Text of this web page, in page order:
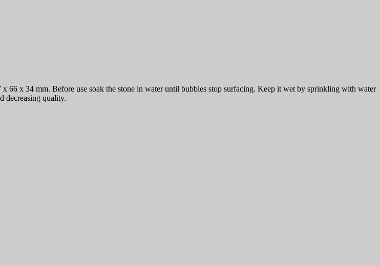
66 x 34 mm. Before use soak the stone in water until bubbles stop surfacing. Keep it wet by sprinkling with water
decreasing quality.